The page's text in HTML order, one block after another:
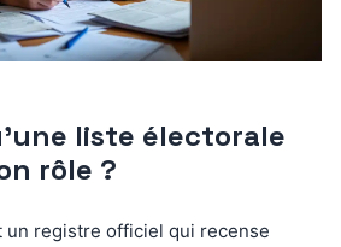
liste électorale
rôle ?
un registre officiel qui recense